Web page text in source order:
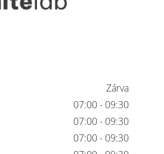
Zárva
07:00 - 09:30
07:00 - 09:30
07:00 - 09:30